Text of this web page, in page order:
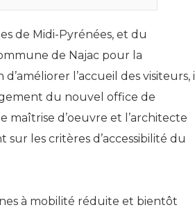
de Midi-Pyrénées, et du
de Najac pour la
l’accueil des visiteurs, il
du nouvel office de
d’oeuvre et l’architecte
les critères d’accessibilité du
à mobilité réduite et bientôt